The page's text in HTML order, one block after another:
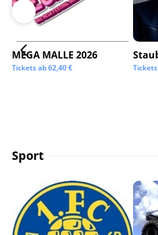
MEGA MALLE 2026
Tickets ab62,40€
Sport